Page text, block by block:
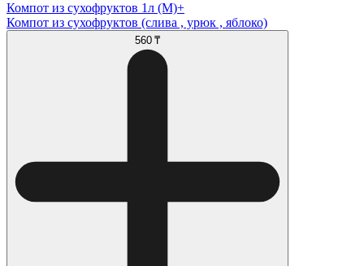
Компот из сухофруктов 1л (М)+
Компот из сухофруктов (слива , урюк , яблоко)
560 ₸